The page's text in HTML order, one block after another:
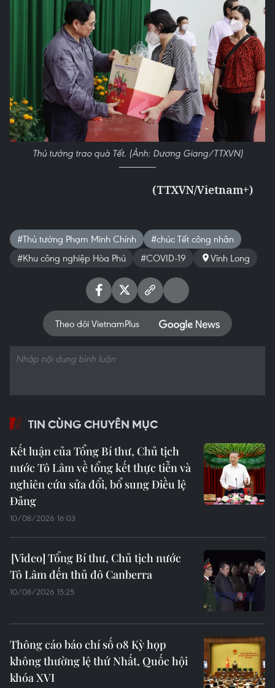
Thủ tướng trao quà Tết. (Ảnh: Dương Giang/TTXVN)
(TTXVN/Vietnam+)
#Thủ tướng Phạm Minh Chính
#chúc Tết công nhân
#Khu công nghiệp Hòa Phú
#COVID-19 Vĩnh Long
Theo dõi VietnamPlus
TIN CÙNG CHUYÊN MỤC
Kết luận của Tổng Bí thư, Chủ tịch
nước Tô Lâm về tổng kết thực tiễn và
nghiên cứu sửa đổi, bổ sung Điều lệ
Đảng
10/08/2026 16:03
Tổng Bí thư, Chủ tịch nước
Tô Lâm đến thủ đô Canberra
10/08/2026 15:25
Thông cáo báo chí số 08 Kỳ họp
không thường lệ thứ Nhất, Quốc hội
khóa XVI